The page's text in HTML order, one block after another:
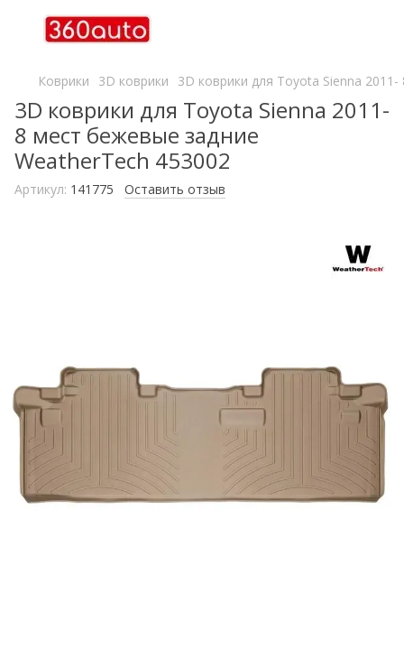
Коврики 3D коврики 3D коврики для Toyota Sienna
3D коврики для Toyota Sienna 2011-
8 мест бежевые задние
WeatherTech 453002
Артикул: 141775 Оставить отзыв